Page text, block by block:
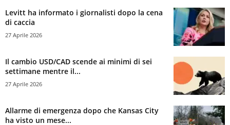
Levitt ha informato i giornalisti dopo la cena
di caccia
27 Aprile 2026
Il cambio USD/CAD scende ai minimi di sei
settimane mentre il...
27 Aprile 2026
Allarme di emergenza dopo che Kansas City
ha visto un mese...